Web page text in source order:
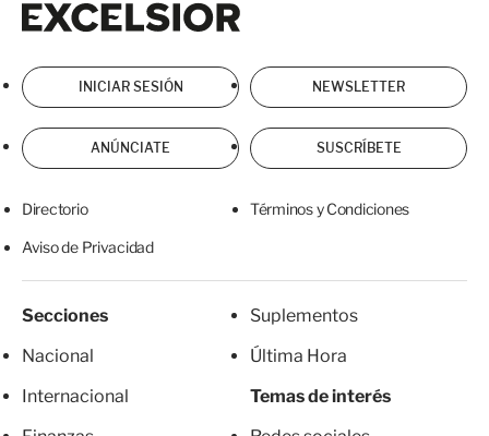
INICIAR SESIÓN NEWSLETTER
ANÚNCIATE SUSCRÍBETE
Directorio Términos y Condiciones
Aviso de Privacidad
Secciones
Nacional
Internacional
Suplementos
Última Hora
Temas de interés